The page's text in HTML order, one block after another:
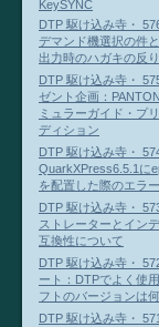
KeySYNC
DTP 駆け込み寺・
デマンド機選択の件
出力時のハガキの反り
DTP 駆け込み寺・
ゼント企画：
ミュラーガイド・プ
ディション
DTP 駆け込み寺・
QuarkXPress6.5.1に
を配置した際のエラー
DTP 駆け込み寺・
ストレーターとイン
互換性について
DTP 駆け込み寺・
ート：DTPでよく使
フトのバージョンは
DTP 駆け込み寺・